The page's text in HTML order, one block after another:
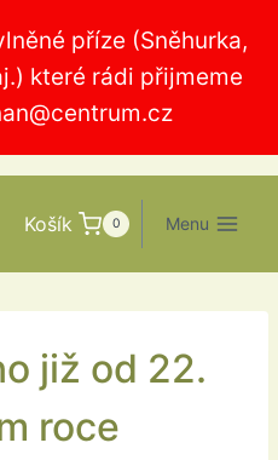
příze (Sněhurka,
které rádi přijmeme
Košík 0 Menu
již od 22.
roce